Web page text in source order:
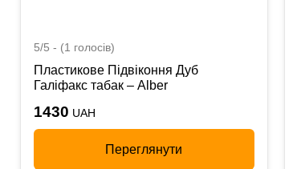
5/5 - (1 голосів)
Пластикове Підвіконня Дуб
Галіфакс табак – Alber
1430 UAH
Переглянути